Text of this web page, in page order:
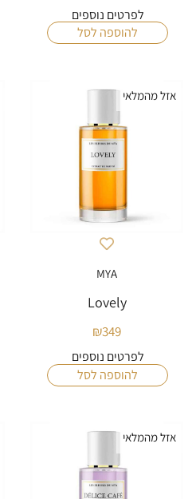
לפרטים נוספים
להוספה לסל
אזל מהמלאי
MYA
Lovely
₪349
לפרטים נוספים
להוספה לסל
אזל מהמלאי